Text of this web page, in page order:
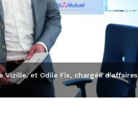
et Odile Fix, chargée d’affaires